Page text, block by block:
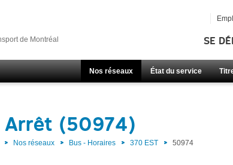
de Montréal SE
Nos réseaux État du service
Arrêt (50974)
Nos réseaux Bus - Horaires 370 EST 50974